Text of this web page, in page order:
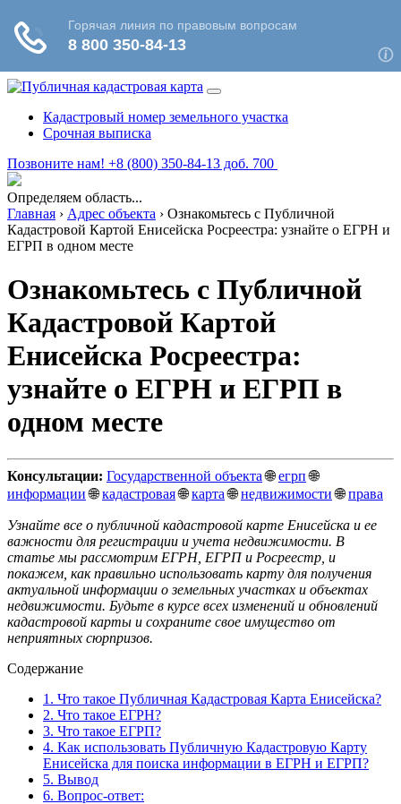
Кадастровый номер земельного участка
Срочная выписка
Позвоните нам! +8 (800) 350-84-13 доб. 700
Определяем область...
Главная › Адрес объекта › Ознакомьтесь с Публичной
Кадастровой Картой Енисейска Росреестра: узнайте о ЕГРН и
ЕГРП в одном месте
Ознакомьтесь с Публичной
Кадастровой Картой
Енисейска Росреестра:
узнайте о ЕГРН и ЕГРП в
одном месте
Консультации: Государственной объекта🌐егрп🌐
информации🌐кадастровая🌐карта🌐недвижимости🌐права
Узнайте все о публичной кадастровой карте Енисейска и ее
важности для регистрации и учета недвижимости. В
статье мы рассмотрим ЕГРН, ЕГРП и Росреестр, и
покажем, как правильно использовать карту для получения
актуальной информации о земельных участках и объектах
недвижимости. Будьте в курсе всех изменений и обновлений
кадастровой карты и сохраните свое имущество от
неприятных сюрпризов.
Содержание
1. Что такое Публичная Кадастровая Карта Енисейска?
2. Что такое ЕГРН?
3. Что такое ЕГРП?
4. Как использовать Публичную Кадастровую Карту
Енисейска для поиска информации в ЕГРН и ЕГРП?
5. Вывод
6. Вопрос-ответ: